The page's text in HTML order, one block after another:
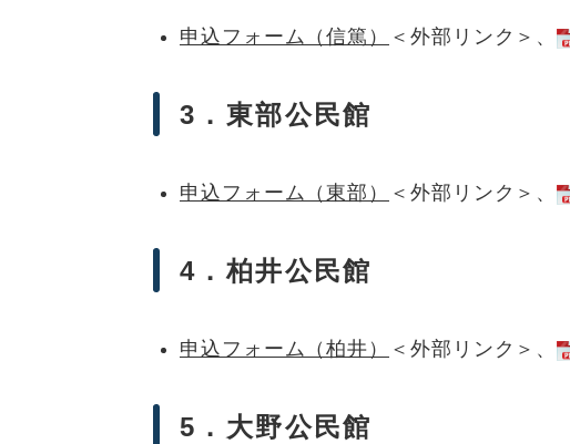
申込フォーム（信篤） ＜外部リンク＞ 、
3．東部公民館
申込フォーム（東部） ＜外部リンク＞ 、
4．柏井公民館
申込フォーム（柏井） ＜外部リンク＞ 、
5．大野公民館